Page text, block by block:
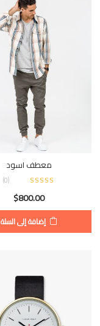
معطف اسود
(
0
)
$800.00
إضافة إلى السلة